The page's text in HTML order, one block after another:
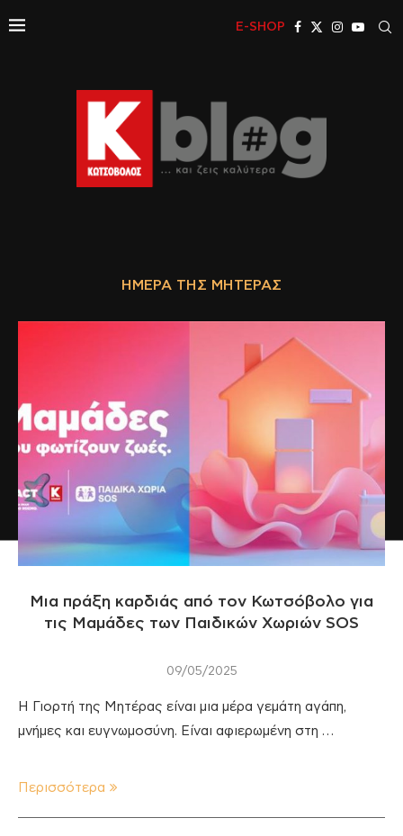
E-SHOP
ΗΜΈΡΑ ΤΗΣ ΜΗΤΈΡΑΣ
Μια πράξη καρδιάς από τον Κωτσόβολο για
τις Μαμάδες των Παιδικών Χωριών SOS
09/05/2025
Η Γιορτή της Μητέρας είναι μια μέρα γεμάτη αγάπη,
μνήμες και ευγνωμοσύνη. Είναι αφιερωμένη στη …
Περισσότερα